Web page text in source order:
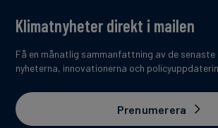
Klimatnyheter direkt i mailen
Få en månatlig sammanfattning av de senaste
nyheterna, innovationerna och
Prenumerera